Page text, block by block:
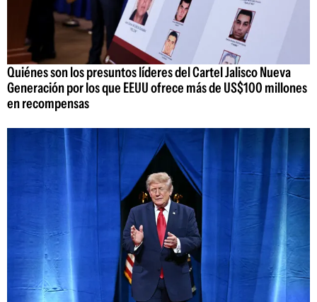
Quiénes son los presuntos líderes del Cartel Jalisco Nueva
Generación por los que EEUU ofrece más de US$100 millones
en recompensas